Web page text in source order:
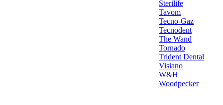
Sterilife
Tavom
Tecno-Gaz
Tecnodent
The Wand
Tornado
Trident Dental
Visiano
W&H
Woodpecker